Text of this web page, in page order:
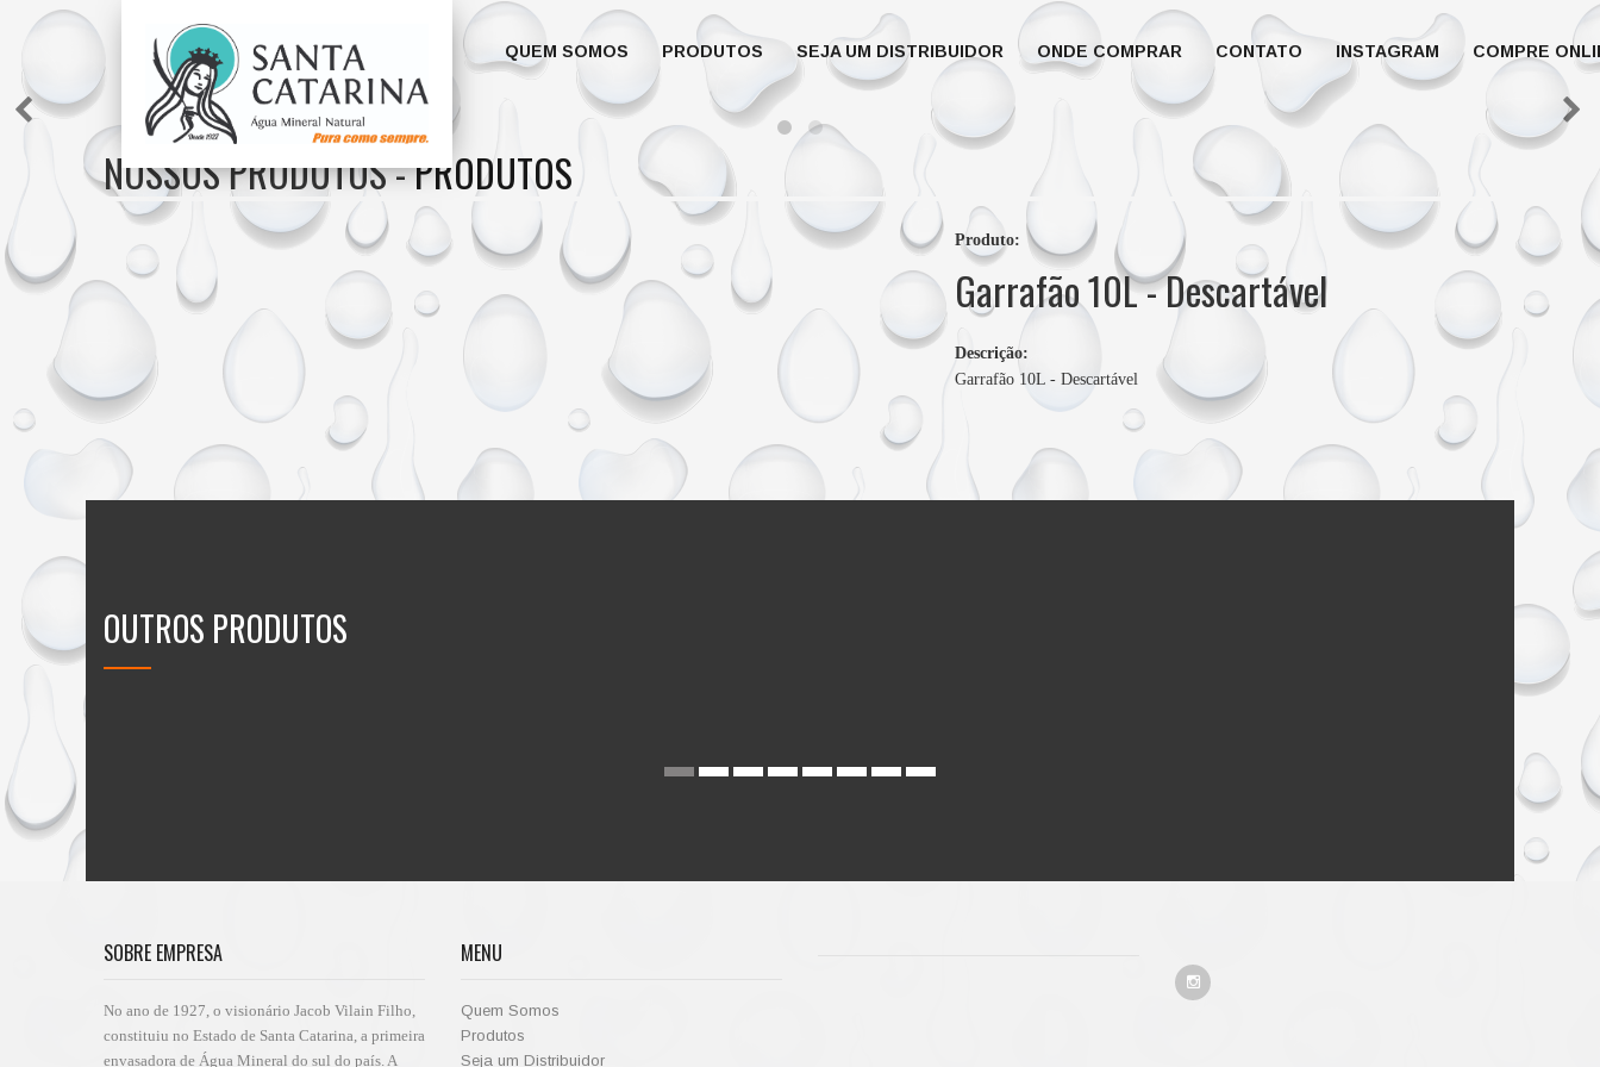
QUEM SOMOS PRODUTOS SEJA UM DISTRIBUIDOR ONDE COMPRAR CONTATO INSTAGRAM COMPRE
NOSSOS PRODUTOS -PRODUTOS
Produto:
Garrafão 10L - Descartável
Descrição:
Garrafão 10L - Descartável
OUTROS PRODUTOS
SOBRE EMPRESA
No ano de 1927, o visionário Jacob Vilain Filho,
constituiu no Estado de Santa Catarina, a primeira
envasadora de Água Mineral do sul do país. A
MENU
Quem Somos
Produtos
Seja um Distribuidor